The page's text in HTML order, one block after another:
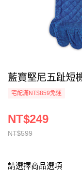
藍寶堅尼五趾短
宅配滿NT$859免運
NT$599
NT$249
請選擇商品選項